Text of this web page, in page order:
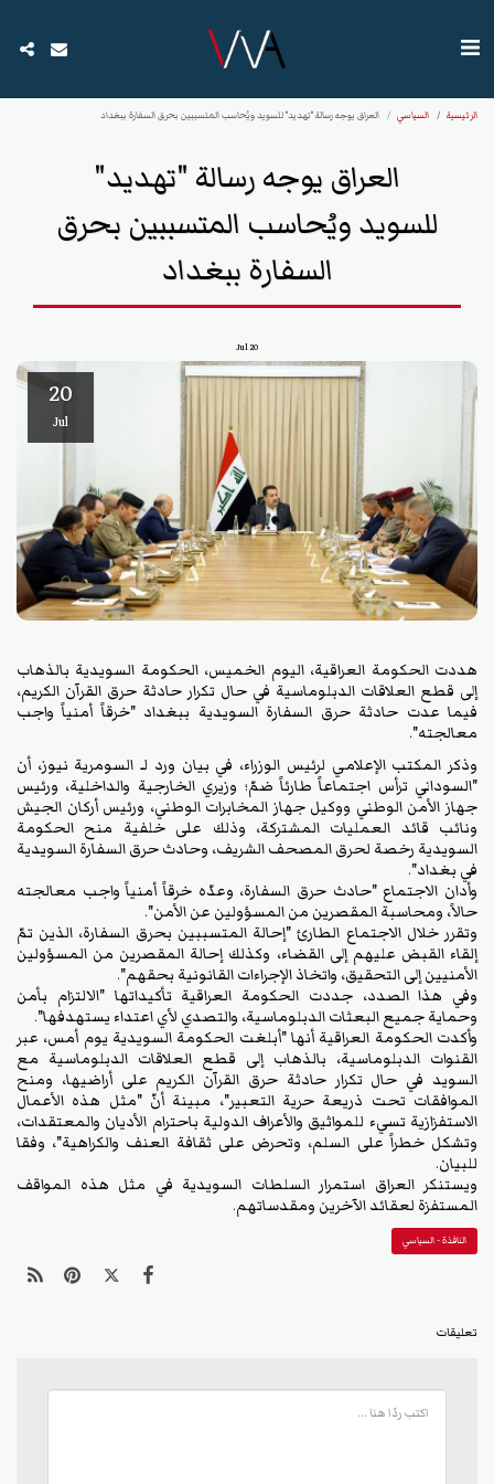
الرئيسية السياسي العراق يوجه رسالة "تهديد" للسويد ويُحاسب المتسببين بحرق السفارة ببغداد
العراق يوجه رسالة "تهديد"
للسويد ويُحاسب المتسببين بحرق
السفارة ببغداد
20
Jul
20
Jul
هددت الحكومة العراقية، اليوم الخميس، الحكومة السويدية بالذهاب
إلى قطع العلاقات الدبلوماسية في حال تكرار حادثة حرق القرآن الكريم،
فيما عدت حادثة حرق السفارة السويدية ببغداد "خرقاً أمنياً واجب
معالجته".
وذكر المكتب الإعلامي لرئيس الوزراء، في بيان ورد لـ السومرية نيوز، أن
"السوداني ترأس اجتماعاً طارئاً ضمّ؛ وزيري الخارجية والداخلية، ورئيس
جهاز الأمن الوطني ووكيل جهاز المخابرات الوطني، ورئيس أركان الجيش
ونائب قائد العمليات المشتركة، وذلك على خلفية منح الحكومة
السويدية رخصة لحرق المصحف الشريف، وحادث حرق السفارة السويدية
في بغداد".
وأدان الاجتماع "حادث حرق السفارة، وعدّه خرقاً أمنياً واجب معالجته
حالاً، ومحاسبة المقصرين من المسؤولين عن الأمن".
وتقرر خلال الاجتماع الطارئ "إحالة المتسببين بحرق السفارة، الذين تمّ
إلقاء القبض عليهم إلى القضاء، وكذلك إحالة المقصرين من المسؤولين
الأمنيين إلى التحقيق، واتخاذ الإجراءات القانونية بحقهم".
وفي هذا الصدد، جددت الحكومة العراقية تأكيداتها "الالتزام بأمن
وحماية جميع البعثات الدبلوماسية، والتصدي لأي اعتداء يستهدفها".
وأكدت الحكومة العراقية أنها "أبلغت الحكومة السويدية يوم أمس، عبر
القنوات الدبلوماسية، بالذهاب إلى قطع العلاقات الدبلوماسية مع
السويد في حال تكرار حادثة حرق القرآن الكريم على أراضيها، ومنح
الموافقات تحت ذريعة حرية التعبير"، مبينة أنّ "مثل هذه الأعمال
الاستفزازية تسيء للمواثيق والأعراف الدولية باحترام الأديان والمعتقدات،
وتشكل خطراً على السلم، وتحرض على ثقافة العنف والكراهية"، وفقا
للبيان.
ويستنكر العراق استمرار السلطات السويدية في مثل هذه المواقف
المستفزة لعقائد الآخرين ومقدساتهم.
النافذة - السياسي
تعليقات